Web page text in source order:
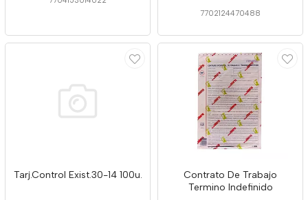
7702124470488
Tarj.Control Exist.30-14 100u.
Contrato De Trabajo
Termino Indefinido